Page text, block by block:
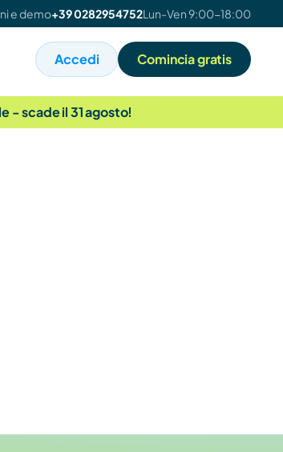
e demo+39 0282954752Lun-Ven 9:00-18:00
Accedi Comincia gratis
- scade il 31 agosto!